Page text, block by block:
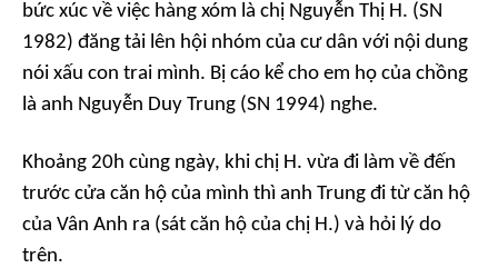
bức xúc về việc hàng xóm là chị Nguyễn Thị H. (SN
1982) đăng tải lên hội nhóm của cư dân với nội dung
nói xấu con trai mình. Bị cáo kể cho em họ của chồng
là anh Nguyễn Duy Trung (SN 1994) nghe.
Khoảng 20h cùng ngày, khi chị H. vừa đi làm về đến
trước cửa căn hộ của mình thì anh Trung đi từ căn hộ
của Vân Anh ra (sát căn hộ của chị H.) và hỏi lý do
trên.